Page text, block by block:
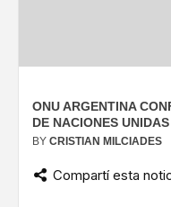
ONU ARGENTINA
DE NACIONES
BY CRISTIAN MILCIADES
Compartí esta